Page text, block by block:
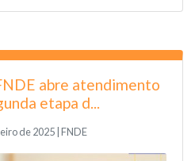
abre atendimento
etapa d...
de 2025 | FNDE